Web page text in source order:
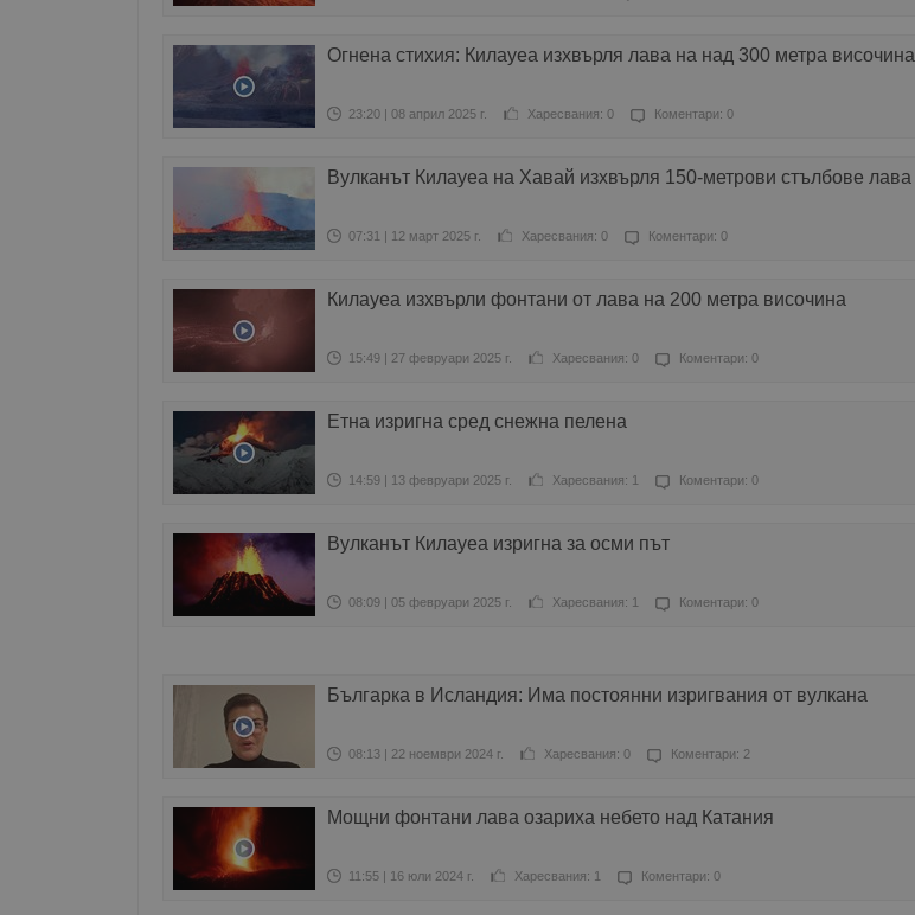
Огнена стихия: Килауеа изхвърля лава на над 300 метра височина
23:20 | 08 април 2025 г. Харесвания: 0 Коментари: 0
Вулканът Килауеа на Хавай изхвърля 150-метрови стълбове лава
07:31 | 12 март 2025 г. Харесвания: 0 Коментари: 0
Килауеа изхвърли фонтани от лава на 200 метра височина
15:49 | 27 февруари 2025 г. Харесвания: 0 Коментари: 0
Етна изригна сред снежна пелена
14:59 | 13 февруари 2025 г. Харесвания: 1 Коментари: 0
Вулканът Килауеа изригна за осми път
08:09 | 05 февруари 2025 г. Харесвания: 1 Коментари: 0
Българка в Исландия: Има постоянни изригвания от вулкана
08:13 | 22 ноември 2024 г. Харесвания: 0 Коментари: 2
Мощни фонтани лава озариха небето над Катания
11:55 | 16 юли 2024 г. Харесвания: 1 Коментари: 0